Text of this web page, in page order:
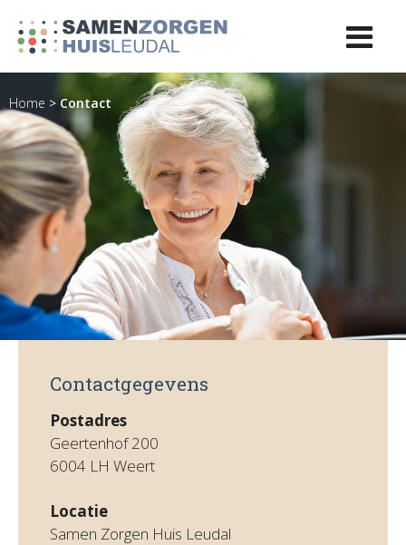
Home > Contact
Contactgegevens
Postadres
Geertenhof 200
6004 LH Weert
Locatie
Samen Zorgen Huis Leudal